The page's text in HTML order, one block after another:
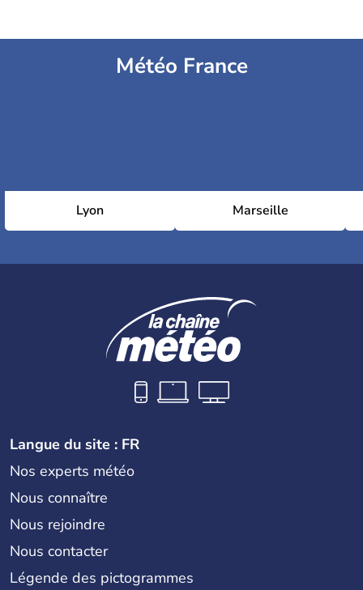
Météo France
Lyon Marseille
Langue du site : FR
Nos experts météo
Nous connaître
Nous rejoindre
Nous contacter
Légende des pictogrammes